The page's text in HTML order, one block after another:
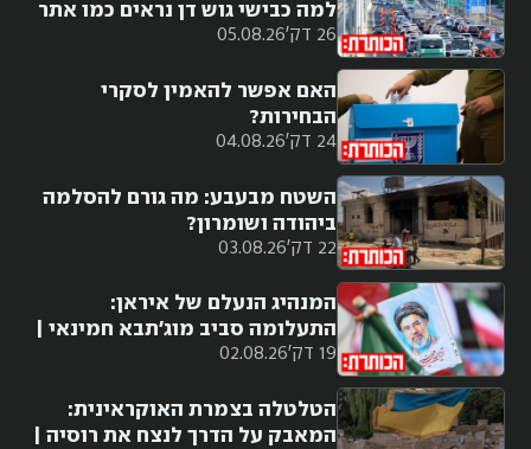
26 דק' 05.08.26
למה כבישי גוש דן נראים כמו אתר
בנייה?
24 דק' 04.08.26
האם אפשר להאמין לסקרי
הבחירות?
22 דק' 03.08.26
השטח מבעבע: מה גורם להסלמה
ביהודה ושומרון?
19 דק' 02.08.26
המנהיג הנעלם של איראן:
התעלומה סביב מוג'תבא חמינאי |
עם בני סבטי
הטלטלה בצמרת האוקראינית:
המאבק על הדרך לנצח את רוסיה |